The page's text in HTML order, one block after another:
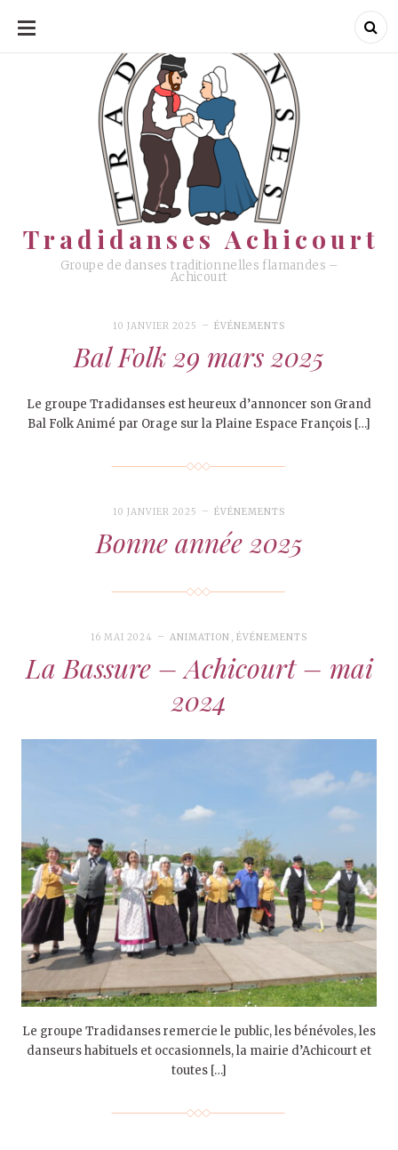
ALLER
CONTENU
Tradidanses Achicourt
Groupe de danses traditionnelles flamandes –
Achicourt
Tradidanses Achicourt
10 JANVIER 2025 ÉVÉNEMENTS
Bal Folk 29 mars 2025
Le groupe Tradidanses est heureux d’annoncer son Grand
Bal Folk Animé par Orage sur la Plaine Espace François […]
10 JANVIER 2025 ÉVÉNEMENTS
Bonne année 2025
16 MAI 2024 ANIMATION , ÉVÉNEMENTS
La Bassure – Achicourt – mai
2024
Le groupe Tradidanses remercie le public, les bénévoles, les
danseurs habituels et occasionnels, la mairie d’Achicourt et
toutes […]